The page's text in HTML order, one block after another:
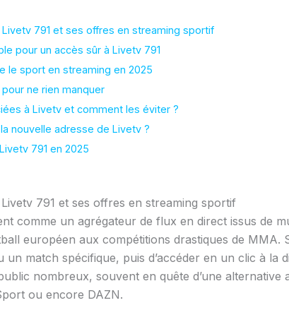
791 et ses offres en streaming sportif
pour un accès sûr à Livetv 791
le sport en streaming en 2025
ne rien manquer
à Livetv et comment les éviter ?
nouvelle adresse de Livetv ?
791 en 2025
791 et ses offres en streaming sportif
comme un agrégateur de flux en direct issus de
européen aux compétitions drastiques de MMA.
match spécifique, puis d’accéder en un clic à la
nombreux, souvent en quête d’une
ou encore DAZN.